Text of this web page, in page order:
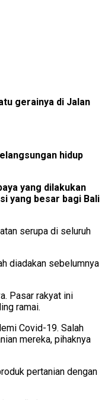
gerainya di Jalan
hidup
yang dilakukan
yang besar bagi Bali
serupa di seluruh
diadakan sebelumnya
Pasar rakyat ini
ramai.
Covid-19. Salah
mereka, pihaknya
pertanian dengan